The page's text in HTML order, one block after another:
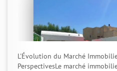
L'Évolution du Marché
PerspectivesLe marché